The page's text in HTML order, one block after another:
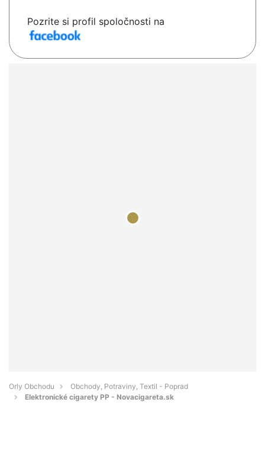
Pozrite si profil spoločnosti na
Orly Obchodu
Obchody, Potraviny, Textil - Poprad
Elektronické cigarety PP - Novacigareta.sk